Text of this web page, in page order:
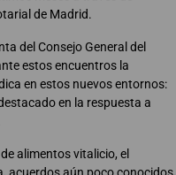
de Madrid.
del Consejo General del
estos encuentros la
en estos nuevos entornos:
en la respuesta a
alimentos vitalicio, el